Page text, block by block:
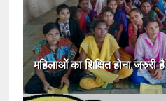
महिलाओं का शिक्षित होना जरुरी है